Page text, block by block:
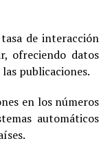
de interacción
ofreciendo datos
publicaciones.
en los números
automáticos